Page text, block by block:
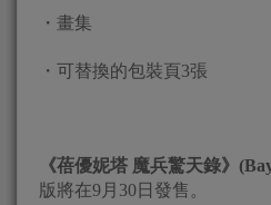
・畫集
・可替換的包裝頁3張
《蓓優妮塔 魔兵驚天錄》
版將在9月30日發售。